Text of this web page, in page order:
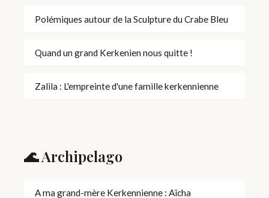
Polémiques autour de la Sculpture du Crabe Bleu
Quand un grand Kerkenien nous quitte !
Zalila : L'empreinte d'une famille kerkennienne
🌊 Archipelago
A ma grand-mère Kerkennienne : Aïcha